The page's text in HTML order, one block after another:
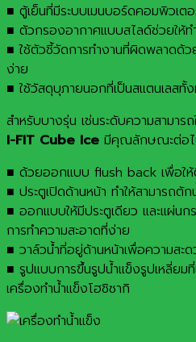
■ ตู้เย็นที่มีระบบเมนบอร์ดคอมพิวเ
■ ตัวกรองอากาศแบบสไลด์ช่วยให้ท
■ ใช้ตัวชี้วัดการทำงานที่ผิดพลาดด้
ง่าย
■ ใช้วัสดุบุภายนอกที่เป็นสแตนเลสทั้
สำหรับบางรุ่น เช่นระดับความสามาร
I-FIT Cube Ice มีคุณลักษณะต่อไ
■ ด้วยออกแบบ flush back เพื่อใ
■ ประตูเปิดด้านหน้า ทำให้สามารถตั
■ ออกแบบให้มีประตูเดียว และแผ่น
การทำความสะอาดที่ง่าย
■ วาล์วน้ำที่อยู่ด้านหน้าเพื่อความสะด
■ รูปแบบการขึ้นรูปน้ำแข็งรูปเหลี่ยม
เครื่องทำน้ำแข็งโฮชิซากิ